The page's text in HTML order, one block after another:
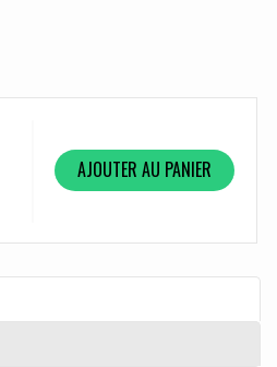
AJOUTER AU PANIER